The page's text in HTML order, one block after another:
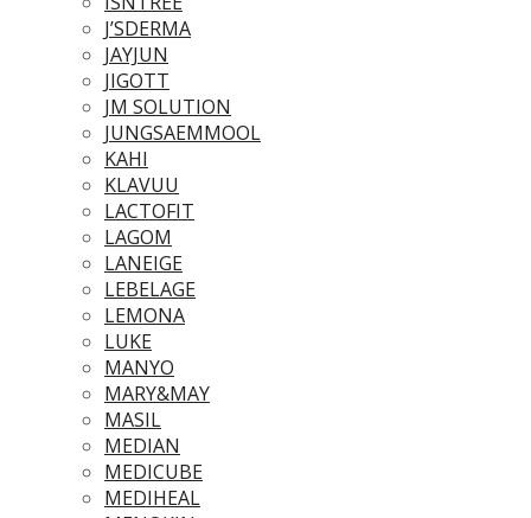
J’SDERMA
JAYJUN
JIGOTT
JM SOLUTION
JUNGSAEMMOOL
KAHI
KLAVUU
LACTOFIT
LAGOM
LANEIGE
LEBELAGE
LEMONA
LUKE
MANYO
MARY&MAY
MASIL
MEDIAN
MEDICUBE
MEDIHEAL